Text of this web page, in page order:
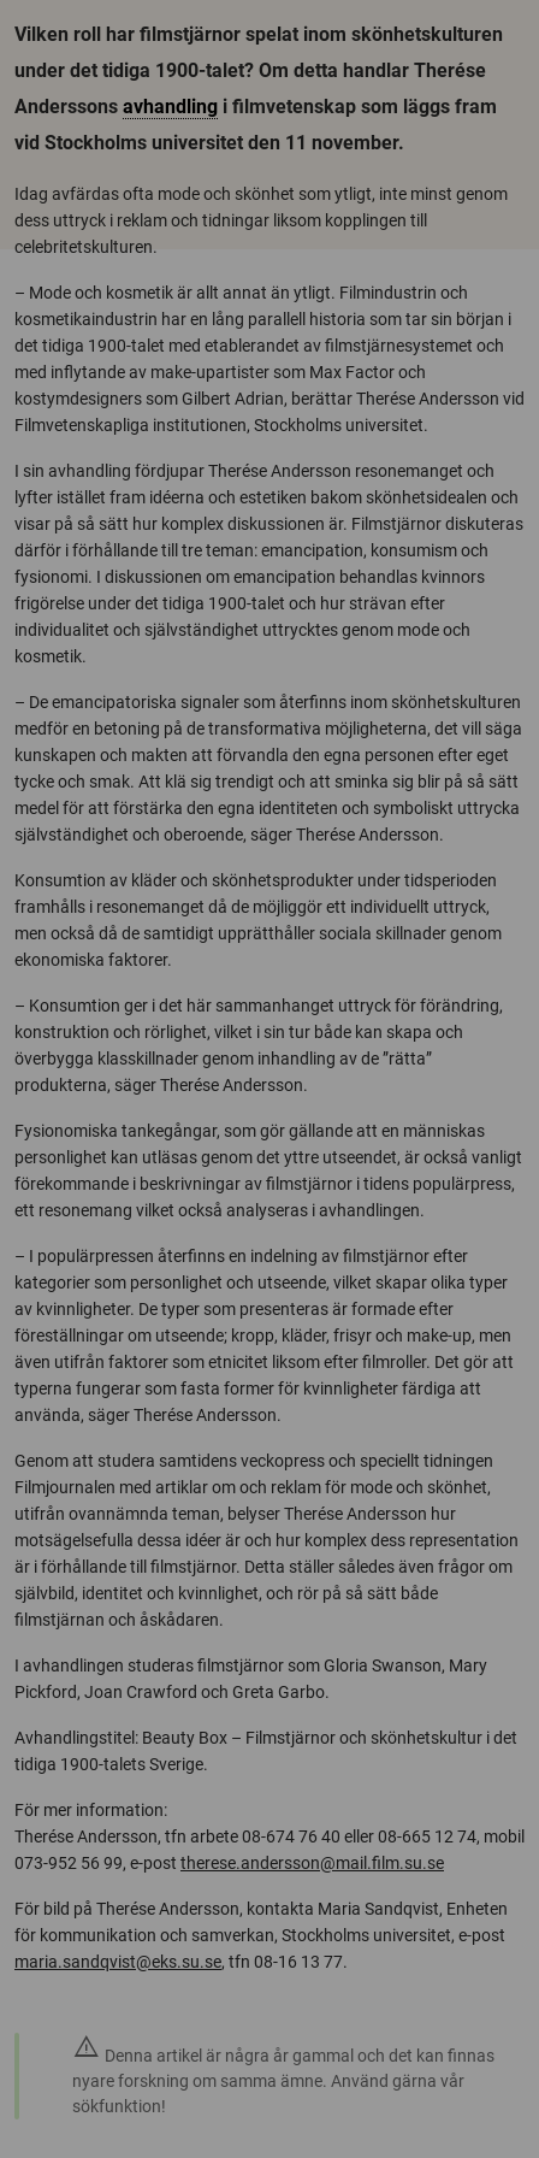
Vilken roll har filmstjärnor spelat inom skönhetskulturen
under det tidiga 1900-talet? Om detta handlar Therése
Anderssons avhandling i filmvetenskap som läggs fram
vid Stockholms universitet den 11 november.
Idag avfärdas ofta mode och skönhet som ytligt, inte minst genom
dess uttryck i reklam och tidningar liksom kopplingen till
celebritetskulturen.
– Mode och kosmetik är allt annat än ytligt. Filmindustrin och
kosmetikaindustrin har en lång parallell historia som tar sin början i
det tidiga 1900-talet med etablerandet av filmstjärnesystemet och
med inflytande av make-upartister som Max Factor och
kostymdesigners som Gilbert Adrian, berättar Therése Andersson vid
Filmvetenskapliga institutionen, Stockholms universitet.
I sin avhandling fördjupar Therése Andersson resonemanget och
lyfter istället fram idéerna och estetiken bakom skönhetsidealen och
visar på så sätt hur komplex diskussionen är. Filmstjärnor diskuteras
därför i förhållande till tre teman: emancipation, konsumism och
fysionomi. I diskussionen om emancipation behandlas kvinnors
frigörelse under det tidiga 1900-talet och hur strävan efter
individualitet och självständighet uttrycktes genom mode och
kosmetik.
– De emancipatoriska signaler som återfinns inom skönhetskulturen
medför en betoning på de transformativa möjligheterna, det vill säga
kunskapen och makten att förvandla den egna personen efter eget
tycke och smak. Att klä sig trendigt och att sminka sig blir på så sätt
medel för att förstärka den egna identiteten och symboliskt uttrycka
självständighet och oberoende, säger Therése Andersson.
Konsumtion av kläder och skönhetsprodukter under tidsperioden
framhålls i resonemanget då de möjliggör ett individuellt uttryck,
men också då de samtidigt upprätthåller sociala skillnader genom
ekonomiska faktorer.
– Konsumtion ger i det här sammanhanget uttryck för förändring,
konstruktion och rörlighet, vilket i sin tur både kan skapa och
överbygga klasskillnader genom inhandling av de ”rätta”
produkterna, säger Therése Andersson.
Fysionomiska tankegångar, som gör gällande att en människas
personlighet kan utläsas genom det yttre utseendet, är också vanligt
förekommande i beskrivningar av filmstjärnor i tidens populärpress,
ett resonemang vilket också analyseras i avhandlingen.
– I populärpressen återfinns en indelning av filmstjärnor efter
kategorier som personlighet och utseende, vilket skapar olika typer
av kvinnligheter. De typer som presenteras är formade efter
föreställningar om utseende; kropp, kläder, frisyr och make-up, men
även utifrån faktorer som etnicitet liksom efter filmroller. Det gör att
typerna fungerar som fasta former för kvinnligheter färdiga att
använda, säger Therése Andersson.
Genom att studera samtidens veckopress och speciellt tidningen
Filmjournalen med artiklar om och reklam för mode och skönhet,
utifrån ovannämnda teman, belyser Therése Andersson hur
motsägelsefulla dessa idéer är och hur komplex dess representation
är i förhållande till filmstjärnor. Detta ställer således även frågor om
självbild, identitet och kvinnlighet, och rör på så sätt både
filmstjärnan och åskådaren.
I avhandlingen studeras filmstjärnor som Gloria Swanson, Mary
Pickford, Joan Crawford och Greta Garbo.
Avhandlingstitel: Beauty Box – Filmstjärnor och skönhetskultur i det
tidiga 1900-talets Sverige.
För mer information:
Therése Andersson, tfn arbete 08-674 76 40 eller 08-665 12 74, mobil
073-952 56 99, e-post therese.andersson@mail.film.su.se
För bild på Therése Andersson, kontakta Maria Sandqvist, Enheten
för kommunikation och samverkan, Stockholms universitet, e-post
maria.sandqvist@eks.su.se, tfn 08-16 13 77.
warning Denna artikel är några år gammal och det kan finnas
nyare forskning om samma ämne. Använd gärna vår
sökfunktion!